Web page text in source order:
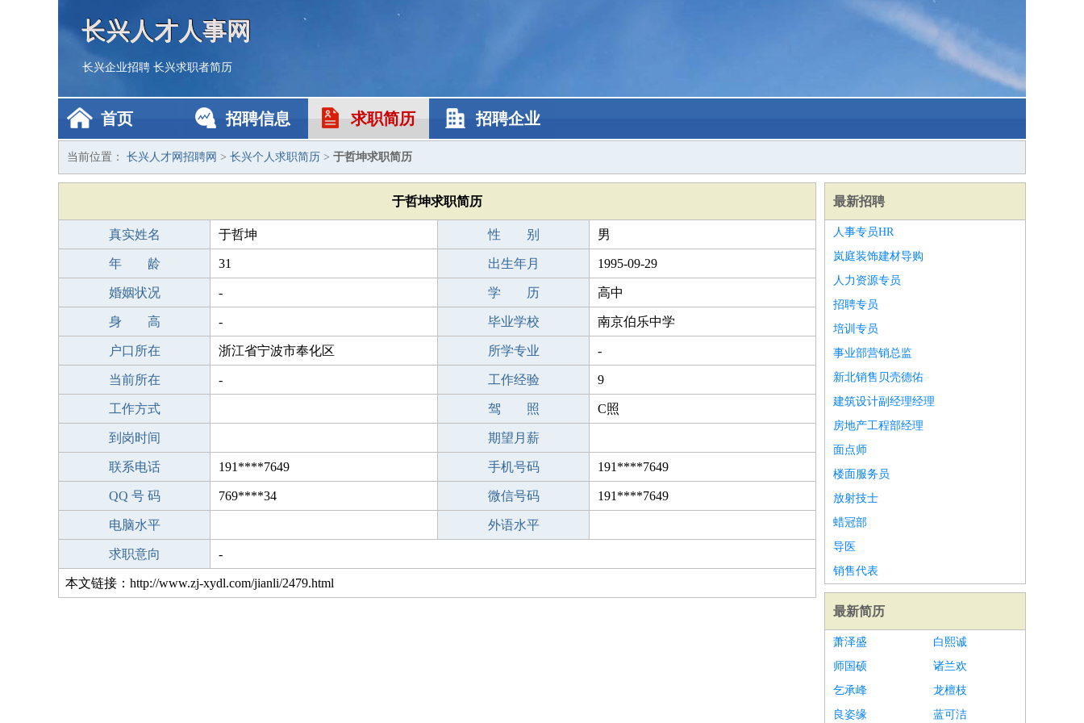
长兴人才人事网
长兴企业招聘 长兴求职者简历
首页 招聘信息 求职简历 招聘企业
当前位置： 长兴人才网招聘网 > 长兴个人求职简历 > 于哲坤求职简历
于哲坤求职简历
真实姓名 于哲坤 性 别 男
年 龄 31 出生年月 1995-09-29
婚姻状况 - 学 历 高中
身 高 - 毕业学校 南京伯乐中学
户口所在 浙江省宁波市奉化区 所学专业 -
当前所在 - 工作经验 9
工作方式 驾 照 C照
到岗时间 期望月薪
联系电话 191****7649 手机号码 191****7649
QQ 号 码 769****34 微信号码 191****7649
电脑水平 外语水平
求职意向 -
本文链接：http://www.zj-xydl.com/jianli/2479.html
最新招聘
人事专员HR
岚庭装饰建材导购
人力资源专员
招聘专员
培训专员
事业部营销总监
新北销售贝壳德佑
建筑设计副经理经理
房地产工程部经理
面点师
楼面服务员
放射技士
蜡冠部
导医
销售代表
最新简历
萧泽盛
白熙诚
师国硕
诸兰欢
乞承峰
龙檀枝
良姿缘
蓝可洁